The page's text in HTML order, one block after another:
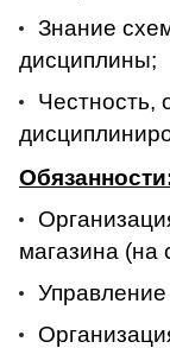
Знание
дисциплины;
Честность,
магазина (на